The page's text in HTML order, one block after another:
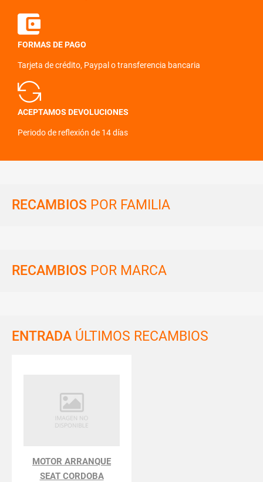
FORMAS DE PAGO
Tarjeta de crédito, Paypal o transferencia bancaria
ACEPTAMOS DEVOLUCIONES
Periodo de reflexión de 14 días
RECAMBIOS POR FAMILIA
RECAMBIOS POR MARCA
ENTRADA ÚLTIMOS RECAMBIOS
MOTOR ARRANQUE
SEAT CORDOBA